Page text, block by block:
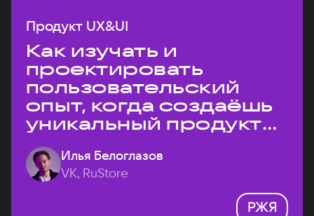
Продукт UX&UI
Как изучать и
проектировать
пользовательский
опыт, когда создаёшь
уникальный продукт
на рынке?
Илья Белоглазов
VK, RuStore
РЖЯ